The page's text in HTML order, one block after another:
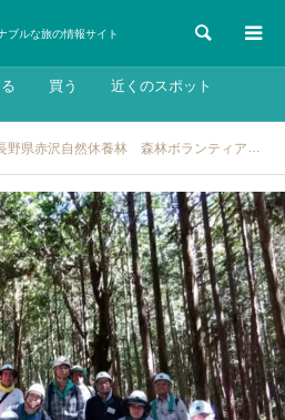
ブルな旅の情報サイト 検索
買う 近くのスポット
野県赤沢自然休養林 森林ボランティア：2024年10月19日（土）～20日